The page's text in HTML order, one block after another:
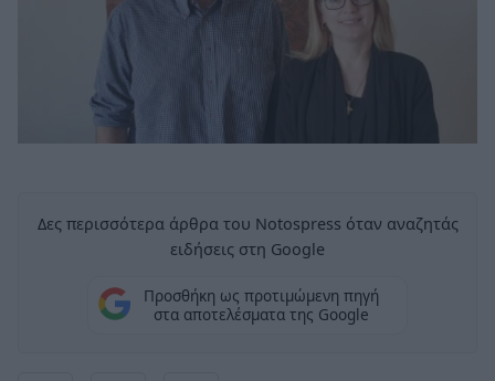
Δες περισσότερα άρθρα του Notospress όταν αναζητάς
ειδήσεις στη Google
Προσθήκη ως προτιμώμενη πηγή
στα αποτελέσματα της Google